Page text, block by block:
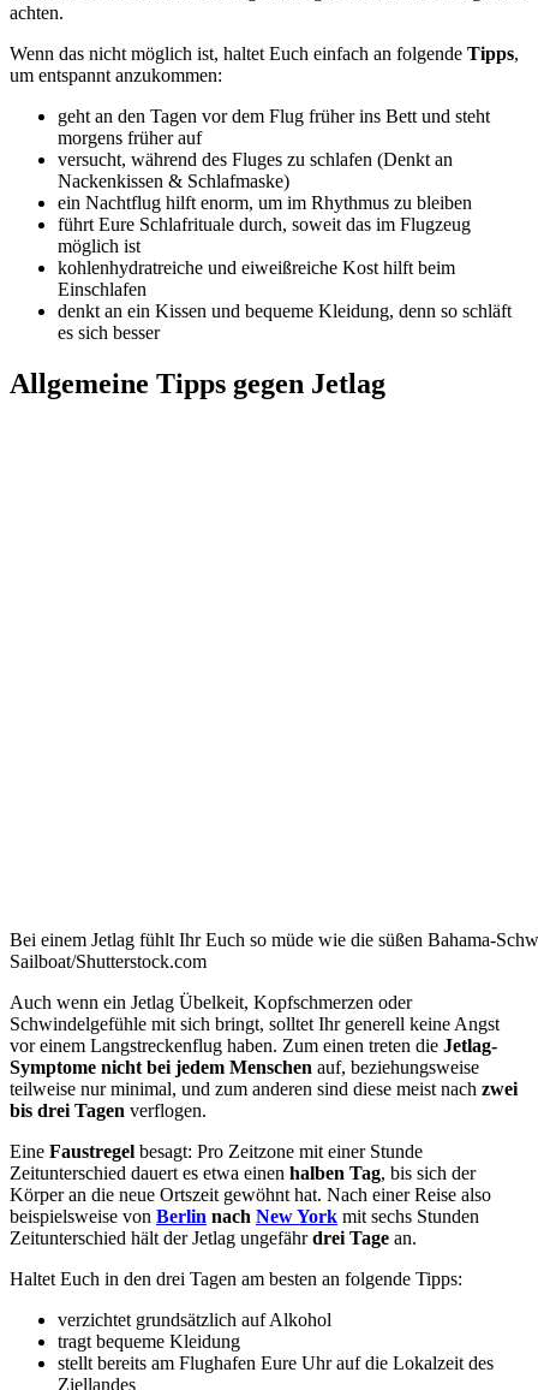
achten.
Wenn das nicht möglich ist, haltet Euch einfach an folgende Tipps,
um entspannt anzukommen:
geht an den Tagen vor dem Flug früher ins Bett und steht
morgens früher auf
versucht, während des Fluges zu schlafen (Denkt an
Nackenkissen & Schlafmaske)
ein Nachtflug hilft enorm, um im Rhythmus zu bleiben
führt Eure Schlafrituale durch, soweit das im Flugzeug
möglich ist
kohlenhydratreiche und eiweißreiche Kost hilft beim
Einschlafen
denkt an ein Kissen und bequeme Kleidung, denn so schläft
es sich besser
Allgemeine Tipps gegen Jetlag
Bei einem Jetlag fühlt Ihr Euch so müde wie die süßen Bahama-
Sailboat/Shutterstock.com
Auch wenn ein Jetlag Übelkeit, Kopfschmerzen oder
Schwindelgefühle mit sich bringt, solltet Ihr generell keine Angst
vor einem Langstreckenflug haben. Zum einen treten die Jetlag-
Symptome nicht bei jedem Menschen auf, beziehungsweise
teilweise nur minimal, und zum anderen sind diese meist nach zwei
bis drei Tagen verflogen.
Eine Faustregel besagt: Pro Zeitzone mit einer Stunde
Zeitunterschied dauert es etwa einen halben Tag, bis sich der
Körper an die neue Ortszeit gewöhnt hat. Nach einer Reise also
beispielsweise von Berlin nach New York mit sechs Stunden
Zeitunterschied hält der Jetlag ungefährdrei Tage an.
Haltet Euch in den drei Tagen am besten an folgende Tipps:
verzichtet grundsätzlich auf Alkohol
tragt bequeme Kleidung
stellt bereits am Flughafen Eure Uhr auf die Lokalzeit des
Ziellandes